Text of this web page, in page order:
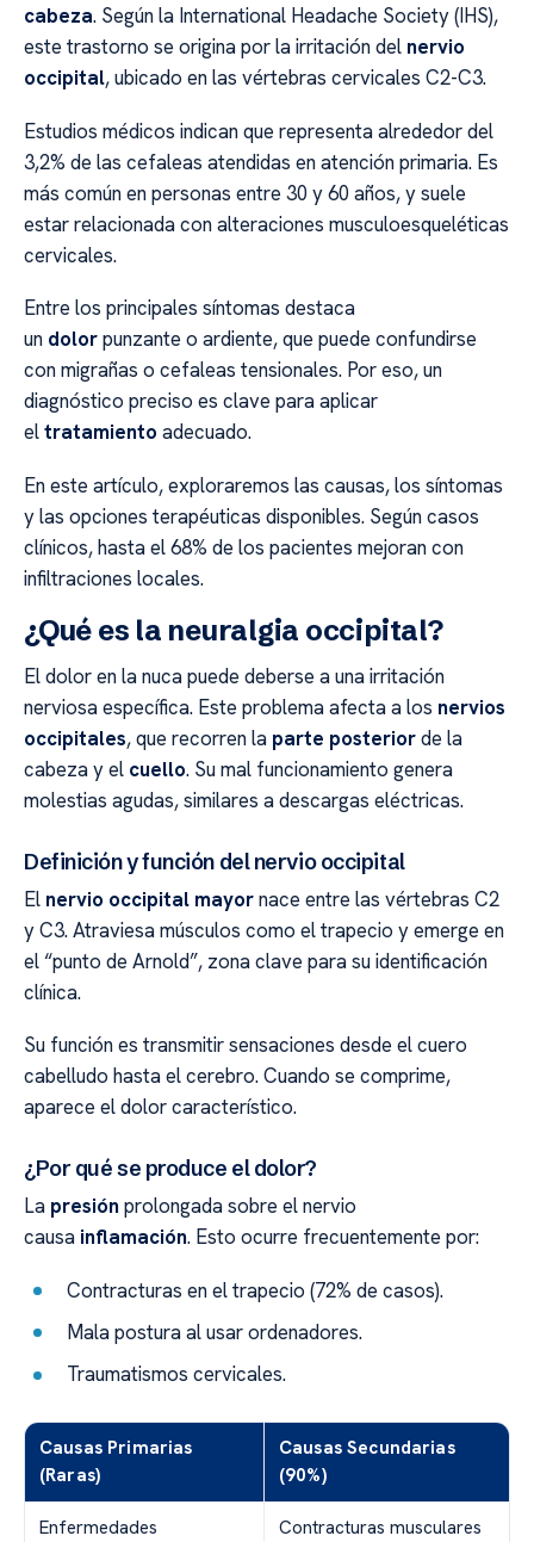
cabeza. Según la International Headache Society (IHS),
este trastorno se origina por la irritación del nervio
occipital, ubicado en las vértebras cervicales C2-C3.
Estudios médicos indican que representa alrededor del
3,2% de las cefaleas atendidas en atención primaria. Es
más común en personas entre 30 y 60 años, y suele
estar relacionada con alteraciones musculoesqueléticas
cervicales.
Entre los principales síntomas destaca
un dolorpunzante o ardiente, que puede confundirse
con migrañas o cefaleas tensionales. Por eso, un
diagnóstico preciso es clave para aplicar
eltratamiento adecuado.
En este artículo, exploraremos las causas, los síntomas
y las opciones terapéuticas disponibles. Según casos
clínicos, hasta el 68% de los pacientes mejoran con
infiltraciones locales.
¿Qué es la neuralgia occipital?
El dolor en la nuca puede deberse a una irritación
nerviosa específica. Este problema afecta a los nervios
occipitales, que recorren la parte posteriorde la
cabeza y el cuello. Su mal funcionamiento genera
molestias agudas, similares a descargas eléctricas.
Definición y función del nervio occipital
El nervio occipital mayornace entre las vértebras C2
y C3. Atraviesa músculos como el trapecio y emerge en
el “punto de Arnold”, zona clave para su identificación
clínica.
Su función es transmitir sensaciones desde el cuero
cabelludo hasta el cerebro. Cuando se comprime,
aparece el dolor característico.
¿Por qué se produce el dolor?
La presión prolongada sobre el nervio
causa inflamación. Esto ocurre frecuentemente por:
Contracturas en el trapecio (72% de casos).
Mala postura al usar ordenadores.
Traumatismos cervicales.
Causas Primarias
(Raras)
Causas Secundarias
(90%)
Enfermedades
Contracturas musculares